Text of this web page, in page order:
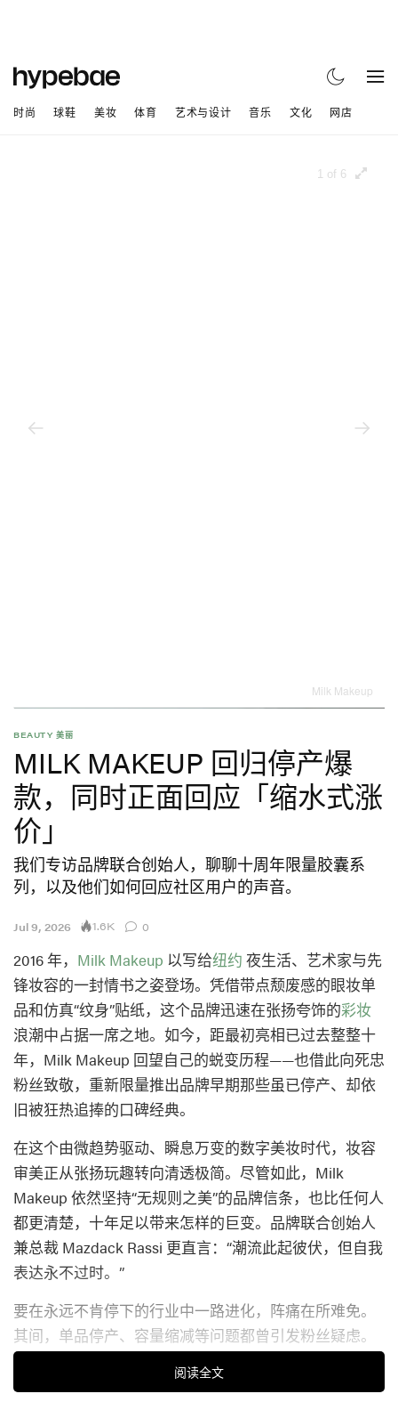
时尚 球鞋 美妆 体育 艺术与设计 音乐 文化 网店
1 of 6
Milk Makeup
BEAUTY 美丽
MILK MAKEUP 回归停产爆
款，同时正面回应「缩水式涨
价」
我们专访品牌联合创始人，聊聊十周年限量胶囊系
列，以及他们如何回应社区用户的声音。
Jul 9, 2026 1.6K 0
2016 年， Milk Makeup 以写给纽约 夜生活、艺术家与先
锋妆容的一封情书之姿登场。凭借带点颓废感的眼妆单
品和仿真“纹身”贴纸，这个品牌迅速在张扬夸饰的彩妆
浪潮中占据一席之地。如今，距最初亮相已过去整整十
年，Milk Makeup 回望自己的蜕变历程——也借此向死忠
粉丝致敬，重新限量推出品牌早期那些虽已停产、却依
旧被狂热追捧的口碑经典。
在这个由微趋势驱动、瞬息万变的数字美妆时代，妆容
审美正从张扬玩趣转向清透极简。尽管如此，Milk
Makeup 依然坚持“无规则之美”的品牌信条，也比任何人
都更清楚，十年足以带来怎样的巨变。品牌联合创始人
兼总裁 Mazdack Rassi 更直言：“潮流此起彼伏，但自我
表达永不过时。”
要在永远不肯停下的行业中一路进化，阵痛在所难免。
其间，单品停产、容量缩减等问题都曾引发粉丝疑虑。
为了正面回应，Milk Makeup 希望借 10 周年限定系列
——由 2016 年的口碑担当 Eye Vinyl、Roll + Blot 和
阅读全文